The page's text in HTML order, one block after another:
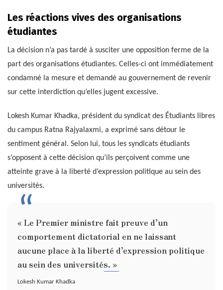
Les réactions vives des organisations
étudiantes
La décision n’a pas tardé à susciter une opposition ferme de la
part des organisations étudiantes. Celles-ci ont immédiatement
condamné la mesure et demandé au gouvernement de revenir
sur cette interdiction qu’elles jugent excessive.
Lokesh Kumar Khadka, président du syndicat des Étudiants libres
du campus Ratna Rajyalaxmi, a exprimé sans détour le
sentiment général. Selon lui, tous les syndicats étudiants
s’opposent à cette décision qu’ils perçoivent comme une
atteinte grave à la liberté d’expression politique au sein des
universités.
« Le Premier ministre fait preuve d’un
comportement dictatorial en ne laissant
aucune place à la liberté d’expression politique
au sein des universités. »
Lokesh Kumar Khadka